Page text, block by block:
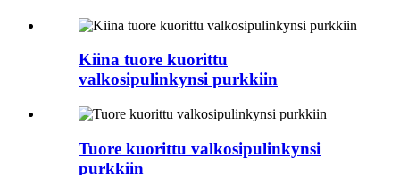
Kiina tuore kuorittu
valkosipulinkynsi purkkiin
Tuore kuorittu valkosipulinkynsi
purkkiin